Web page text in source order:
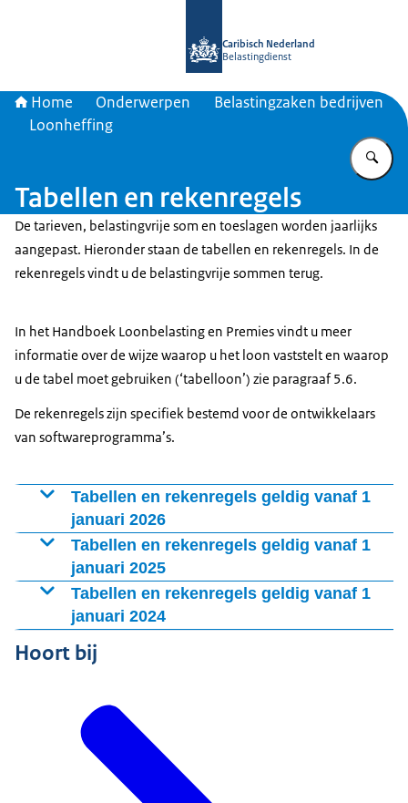
Caribisch Nederland
Belastingdienst
Home Onderwerpen
Belastingzaken bedrijven
Loonheffing
Tabellen en rekenregels
De tarieven, belastingvrije som en toeslagen worden jaarlijks
aangepast. Hieronder staan de tabellen en rekenregels. In de
rekenregels vindt u de belastingvrije sommen terug.
In het Handboek Loonbelasting en Premies vindt u meer
informatie over de wijze waarop u het loon vaststelt en waarop
u de tabel moet gebruiken (‘tabelloon’) zie paragraaf 5.6.
De rekenregels zijn specifiek bestemd voor de ontwikkelaars
van softwareprogramma’s.
Tabellen en rekenregels geldig vanaf 1
januari 2026
Rekenregels
Toelichting
Halve dagtabel
Dagtabel
Maandtabel
Quincenatabel
Tabel bijzondere beloningen
Eindheffingstabel
Tabellen en rekenregels geldig vanaf 1
januari 2025
Rekenregels
Toelichting
Halve dagtabel
Dagtabel
Maandtabel
Kwartaaltabel
Quincenatabel
Eindheffingstabel
Tabellen en rekenregels geldig vanaf 1
januari 2024
Rekenregels
Toelichting
Dagtabel
Weektabel
Quincenatabel
Maandtabel
Hoort bij